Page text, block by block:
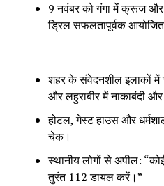
9 नवंबर को गंगा में क्रूज और
ड्रिल सफलतापूर्वक
शहर के संवेदनशील इलाकों में
और लहुराबीर में नाकाबंदी
होटल, गेस्ट हाउस और
चेक।
स्थानीय लोगों से अपील:
तुरंत 112 डायल करें।”